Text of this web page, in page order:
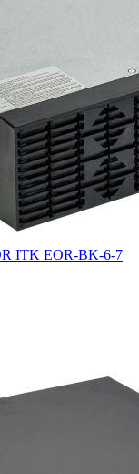
ITK EOR-BK-6-7